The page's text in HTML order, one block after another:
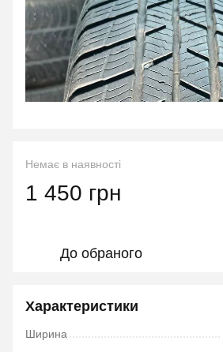
Немає в наявності
1 450 грн
До обраного
Характеристики
Ширина